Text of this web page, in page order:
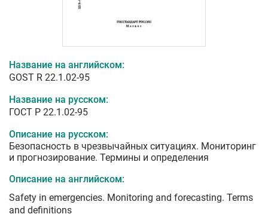
Название на английском:
GOST R 22.1.02-95
Название на русском:
ГОСТ Р 22.1.02-95
Описание на русском:
Безопасность в чрезвычайных ситуациях. Мониторинг
и прогнозирование. Термины и определения
Описание на английском:
Safety in emergencies. Monitoring and forecasting. Terms
and definitions